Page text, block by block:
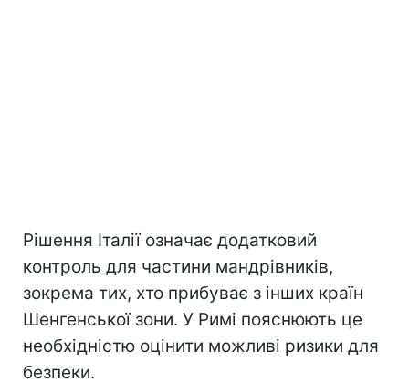
Рішення Італії означає додатковий
контроль для частини мандрівників,
зокрема тих, хто прибуває з інших країн
Шенгенської зони. У Римі пояснюють це
необхідністю оцінити можливі ризики для
безпеки.